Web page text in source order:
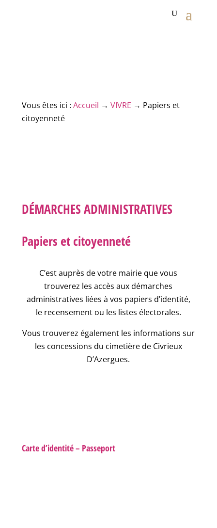
Vous êtes ici : Accueil → VIVRE → Papiers et
citoyenneté
DÉMARCHES ADMINISTRATIVES
Papiers et citoyenneté
C’est auprès de votre mairie que vous
trouverez les accès aux démarches
administratives liées à vos papiers d’identité,
le recensement ou les listes électorales.
Vous trouverez également les informations sur
les concessions du cimetière de Civrieux
D’Azergues.
Carte d’identité – Passeport